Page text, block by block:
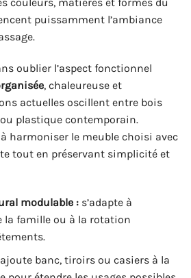
puissamment l’ambiance
oublier l’aspect fonctionnel
, chaleureuse et
actuelles oscillent entre bois
plastique contemporain.
harmoniser le meuble choisi avec
tout en préservant simplicité et
modulable :s’adapte à
la famille ou à la rotation
banc, tiroirs ou casiers à la